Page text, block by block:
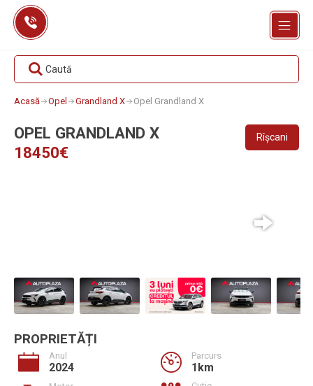
Skip
content
Caută
Acasă Opel Grandland X Opel Grandland X
OPEL GRANDLAND X
18450€
Rîșcani
PROPRIETĂȚI
Anul
2024
Parcurs
1km